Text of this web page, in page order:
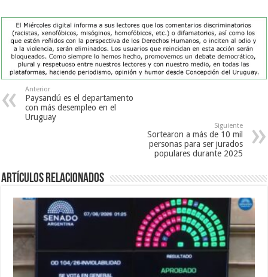
Anterior
Paysandú es el departamento
con más desempleo en el
Uruguay
Siguiente
Sortearon a más de 10 mil
personas para ser jurados
populares durante 2025
Artículos Relacionados